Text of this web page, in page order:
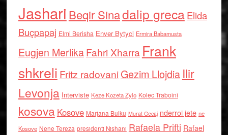
Jashari Beqir Sinadalip grecaElida
Buçpapaj Elmi Berisha Enver Bytyci Ermira Babamusta
Eugjen MerlikaFahri Xharra Frank
shkreli Fritz radovaniGezim Llojdia Ilir
Levonja Interviste Keze Kozeta Zylo Kolec Traboini
kosova Kosove Marjana Bulku Murat Gecaj nderroi jete ne
Kosove Nene Tereza presidenti Nishani Rafaela Prifti Rafael